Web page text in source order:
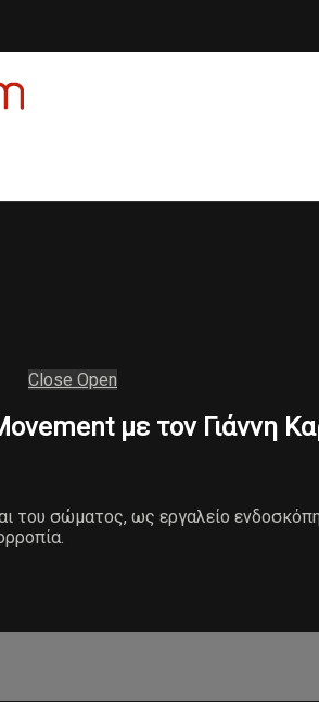
Close Open
με τον Γιάννη
του σώματος, ως εργαλείο